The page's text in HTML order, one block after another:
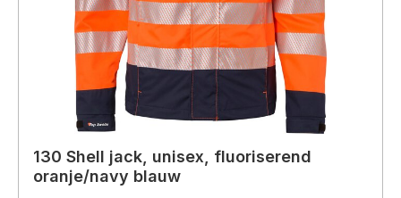
130 Shell jack, unisex, fluoriserend
oranje/navy blauw